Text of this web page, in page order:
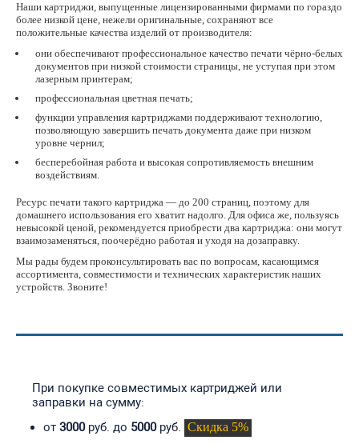
Наши картриджи, выпущенные лицензированными фирмами по гораздо
более низкой цене, нежели оригинальные, сохраняют все
положительные качества изделий от производителя:
они обеспечивают профессиональное качество печати чёрно-белых
документов при низкой стоимости страницы, не уступая при этом
лазерным принтерам;
профессиональная цветная печать;
функции управления картриджами поддерживают технологию,
позволяющую завершить печать документа даже при низком
уровне чернил;
бесперебойная работа и высокая сопротивляемость внешним
воздействиям.
Ресурс печати такого картриджа — до 200 страниц, поэтому для
домашнего использования его хватит надолго. Для офиса же, пользуясь
невысокой ценой, рекомендуется приобрести два картриджа: они могут
взаимозаменяться, поочерёдно работая и уходя на дозаправку.
Мы рады будем проконсультировать вас по вопросам, касающимся
ассортимента, совместимости и технических характеристик наших
устройств. Звоните!
При покупке совместимых картриджей или
заправки на сумму:
от 3000руб. до 5000руб. Скидка 5%